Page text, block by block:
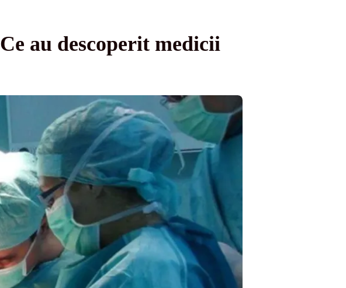
au descoperit medicii